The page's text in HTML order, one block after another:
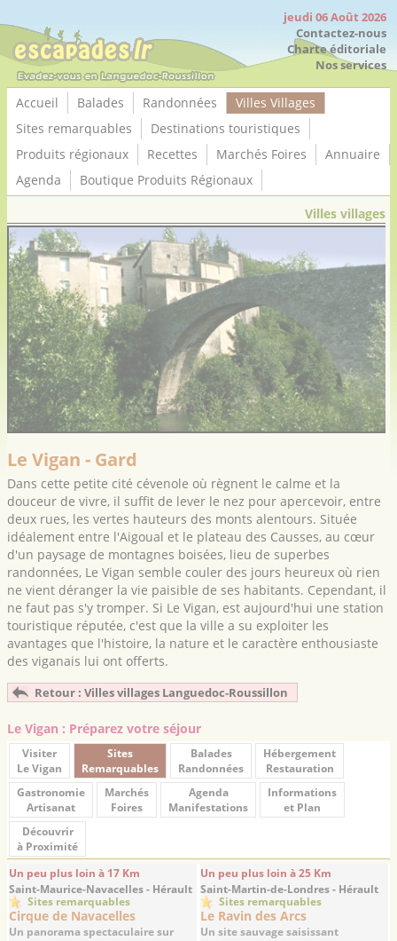
jeudi 06 Août 2026
Contactez-nous
Charte éditoriale
Nos services
Accueil Balades Randonnées
Villes Villages
Sites remarquables
Destinations touristiques
Produits régionaux
Recettes Marchés Foires
Annuaire
Agenda
Boutique Produits Régionaux
Villes villages
Le Vigan - Gard
Dans cette petite cité cévenole où règnent le calme et la
douceur de vivre, il suffit de lever le nez pour apercevoir, entre
deux rues, les vertes hauteurs des monts alentours. Située
idéalement entre l'Aigoual et le plateau des Causses, au cœur
d'un paysage de montagnes boisées, lieu de superbes
randonnées, Le Vigan semble couler des jours heureux où rien
ne vient déranger la vie paisible de ses habitants. Cependant, il
ne faut pas s'y tromper. Si Le Vigan, est aujourd'hui une station
touristique réputée, c'est que la ville a su exploiter les
avantages que l'histoire, la nature et le caractère enthousiaste
des viganais lui ont offerts.
Retour : Villes villages Languedoc-Roussillon
Le Vigan : Préparez votre séjour
Visiter
Le Vigan
Sites
Remarquables
Balades
Randonnées
Hébergement
Restauration
Gastronomie
Artisanat
Marchés
Foires
Agenda
Manifestations
Informations
et Plan
Découvrir
à Proximité
Un peu plus loin à 17 Km
Saint-Maurice-Navacelles - Hérault
Sites remarquables
Cirque de Navacelles
Un panorama spectaculaire sur
Un peu plus loin à 25 Km
Saint-Martin-de-Londres - Hérault
Sites remarquables
Le Ravin des Arcs
Un site sauvage saisissant